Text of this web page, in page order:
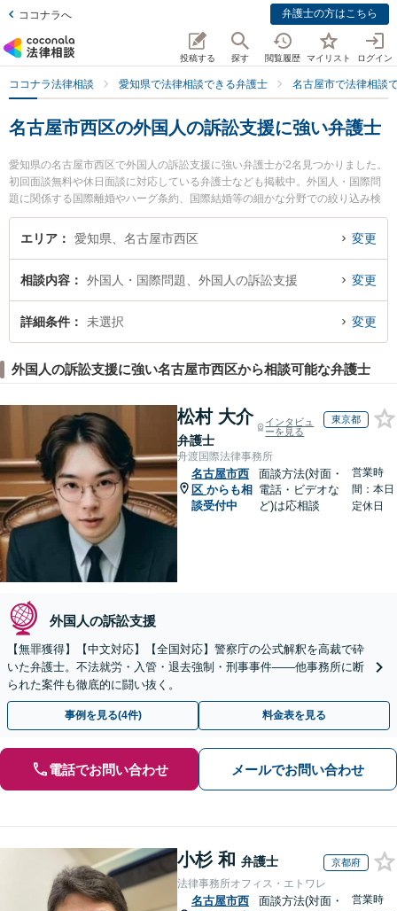
ココナラへ 弁護士の方はこちら
投稿する 探す 閲覧履歴 マイリスト ログイン
ココナラ法律相談 愛知県で法律相談できる弁護士 名古屋市で法律相談
名古屋市西区の外国人の訴訟支援に強い弁護士
愛知県の名古屋市西区で外国人の訴訟支援に強い弁護士が2名見つかりました。
初回面談無料や休日面談に対応している弁護士なども掲載中。外国人・国際問
題に関係する国際離婚やハーグ条約、国際結婚等の細かな分野での絞り込み検
索もでき便利です。特にand LEGAL弁護士法人 名古屋駅オフィスの森 正晴弁
護士やながえ法律事務所の長江 昂紀弁護士のプロフィール情報や弁護士費用、
トラブル解決の実績豊富な近くの弁護士を検索したい』『初回相談無料で外国
人の訴訟支援を法律相談できる名古屋市西区内の弁護士に相談予約したい』な
どでお困りの相談者さんにおすすめです。
エリア 愛知県、名古屋市西区 変更
相談内容 外国人・国際問題、外国人の訴訟支援 変更
詳細条件 未選択 変更
外国人の訴訟支援に強い名古屋市西区から相談可能な弁護士
松村 大介
弁護士
インタビュ
ーを見る
東京都
舟渡国際法律事務所
名古屋市西
区 からも相
談受付中
面談方法(対面・
電話・ビデオな
ど)は応相談
営業時
間：本日
定休日
外国人の訴訟支援
【無罪獲得】【中文対応】【全国対応】警察庁の公式解釈を高裁で砕
いた弁護士。不法就労・入管・退去強制・刑事事件——他事務所に断
られた案件も徹底的に闘い抜く。
事例を見る(4件) 料金表を見る
電話でお問い合わせ メールでお問い合わせ
小杉 和 弁護士 京都府
法律事務所オフィス・エトワレ
名古屋市西
面談方法(対面・
営業時